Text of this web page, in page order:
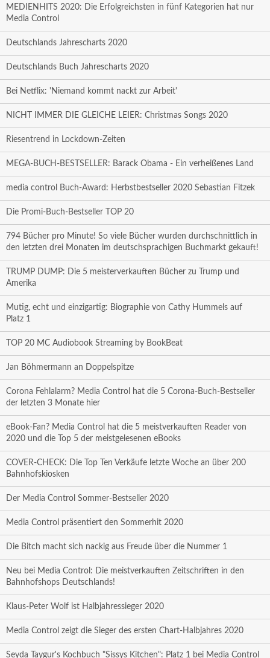
MEDIENHITS 2020: Die Erfolgreichsten in fünf Kategorien hat nur
Media Control
Deutschlands Jahrescharts 2020
Deutschlands Buch Jahrescharts 2020
Bei Netflix: 'Niemand kommt nackt zur Arbeit'
NICHT IMMER DIE GLEICHE LEIER: Christmas Songs 2020
Riesentrend in Lockdown-Zeiten
MEGA-BUCH-BESTSELLER: Barack Obama - Ein verheißenes Land
media control Buch-Award: Herbstbestseller 2020 Sebastian Fitzek
Die Promi-Buch-Bestseller TOP 20
794 Bücher pro Minute! So viele Bücher wurden durchschnittlich in
den letzten drei Monaten im deutschsprachigen Buchmarkt gekauft!
TRUMP DUMP: Die 5 meisterverkauften Bücher zu Trump und
Amerika
Mutig, echt und einzigartig: Biographie von Cathy Hummels auf
Platz 1
TOP 20 MC Audiobook Streaming by BookBeat
Jan Böhmermann an Doppelspitze
Corona Fehlalarm? Media Control hat die 5 Corona-Buch-Bestseller
der letzten 3 Monate hier
eBook-Fan? Media Control hat die 5 meistverkauften Reader von
2020 und die Top 5 der meistgelesenen eBooks
COVER-CHECK: Die Top Ten Verkäufe letzte Woche an über 200
Bahnhofskiosken
Der Media Control Sommer-Bestseller 2020
Media Control präsentiert den Sommerhit 2020
Die Bitch macht sich nackig aus Freude über die Nummer 1
Neu bei Media Control: Die meistverkauften Zeitschriften in den
Bahnhofshops Deutschlands!
Klaus-Peter Wolf ist Halbjahressieger 2020
Media Control zeigt die Sieger des ersten Chart-Halbjahres 2020
Seyda Taygur's Kochbuch "Sissys Kitchen": Platz 1 bei Media Control